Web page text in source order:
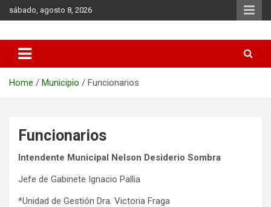
Skip
to
sábado, agosto 8, 2026
Municipio de Azul
Home Municipio Funcionarios
Funcionarios
Intendente Municipal Nelson Desiderio Sombra
Jefe de Gabinete Ignacio Pallia
*Unidad de Gestión Dra. Victoria Fraga